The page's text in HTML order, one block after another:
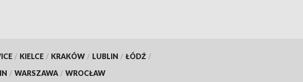
/ KIELCE / KRAKÓW / LUBLIN / ŁÓDŹ /
/ WARSZAWA / WROCŁAW